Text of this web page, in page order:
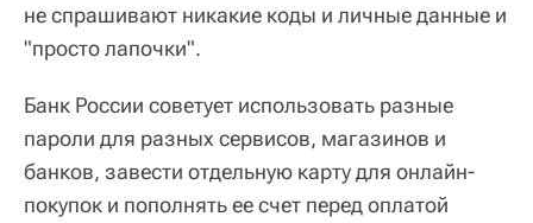
не спрашивают никакие коды и личные данные и
"просто лапочки".
Банк России советует использовать разные
пароли для разных сервисов, магазинов и
банков, завести отдельную карту для онлайн-
покупок и пополнять ее счет перед оплатой